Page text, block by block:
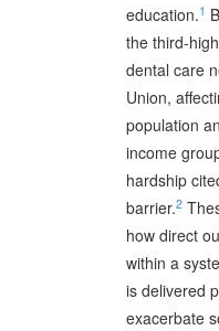
education.1
the third-
dental care
Union,
population
income
hardship
barrier.2
how direct
within a
is delivered
exacerbate